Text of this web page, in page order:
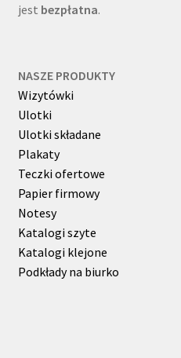
jest bezpłatna.
NASZE PRODUKTY
Wizytówki
Ulotki
Ulotki składane
Plakaty
Teczki ofertowe
Papier firmowy
Notesy
Katalogi szyte
Katalogi klejone
Podkłady na biurko